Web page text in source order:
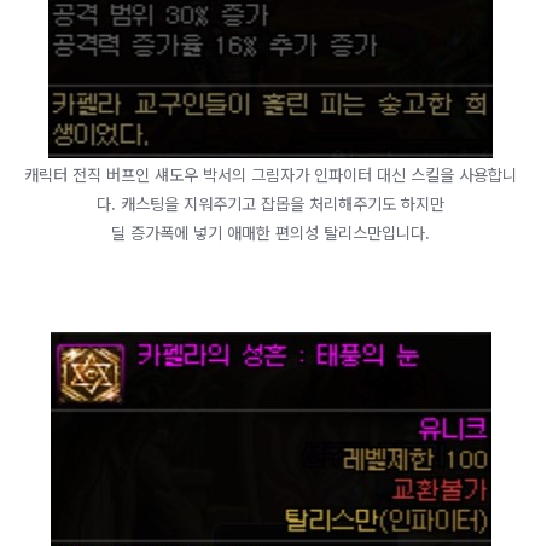
캐릭터 전직 버프인 섀도우 박서의 그림자가 인파이터 대신 스킬을 사용합니
다. 캐스팅을 지워주기고 잡몹을 처리해주기도 하지만
딜 증가폭에 넣기 애매한 편의성 탈리스만입니다.